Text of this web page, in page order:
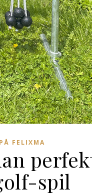
FELIXMA
spil